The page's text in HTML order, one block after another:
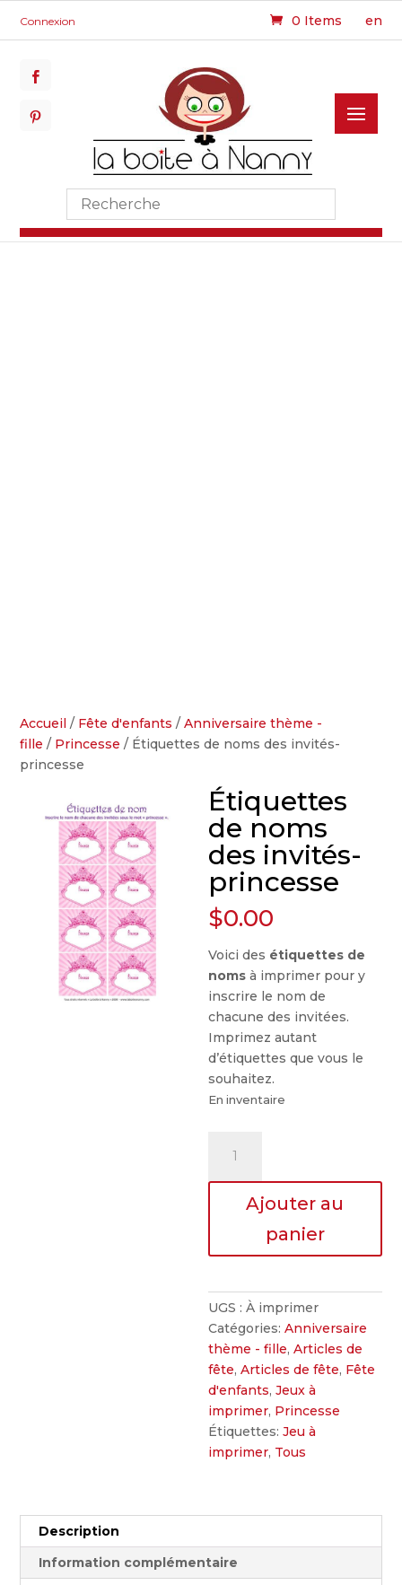
Connexion 0 Items en
Accueil / Fête d'enfants /Anniversaire thème -
fille / Princesse / Étiquettes de noms des invités-
princesse
Étiquettes
de noms
des invités-
princesse
$0.00
Voici des étiquettes de
noms à imprimer pour y
inscrire le nom de
chacune des invitées.
Imprimez autant
d’étiquettes que vous le
souhaitez.
En inventaire
Étiquettes
Ajouter au
panier
UGS :À imprimer
Catégories:Anniversaire
thème - fille,Articles de
fête,Articles de fête, Fête
d'enfants,Jeux à
imprimer, Princesse
Étiquettes:Jeu à
imprimer, Tous
Description
Information complémentaire